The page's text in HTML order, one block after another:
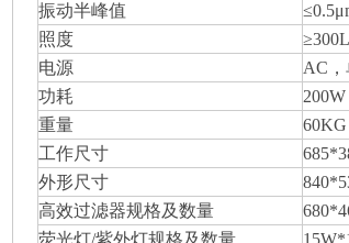
振动半峰值
照度
电源
AC，
功耗
200W
重量
60KG
工作尺寸
外形尺寸
高效过滤器规格及数量
荧光灯/紫外灯规格及数量